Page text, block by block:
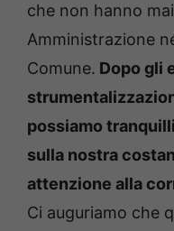
che non hanno
Amministrazione
Comune. Dopo gli
possiamo
sulla nostra
attenzione alla
Ci auguriamo che